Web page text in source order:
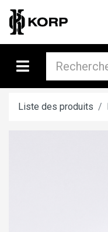
Liste des produits